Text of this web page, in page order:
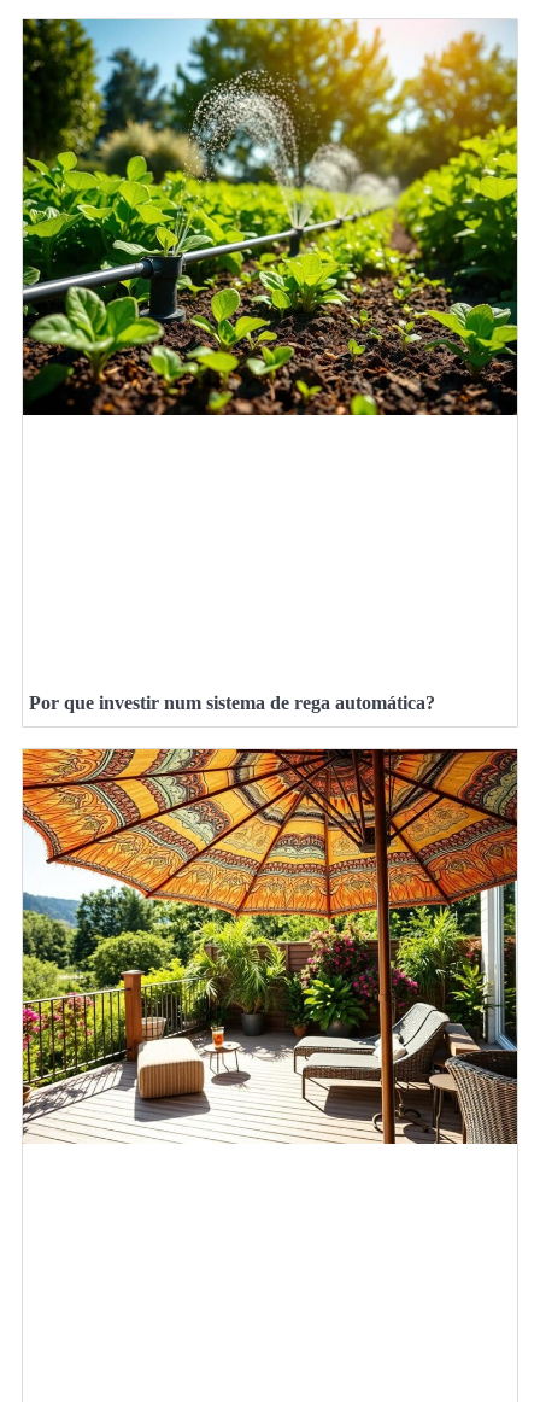
Por que investir num sistema de rega automática?